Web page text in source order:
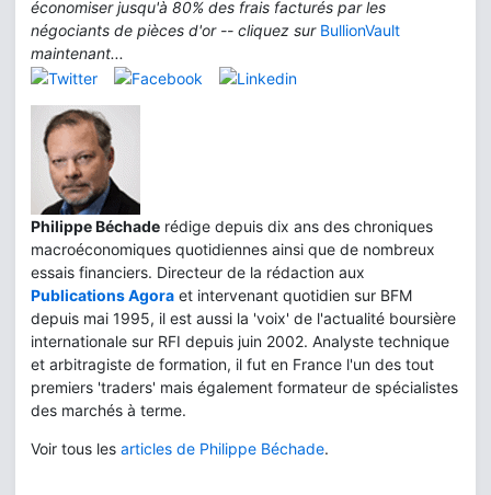
économiser jusqu'à 80% des frais facturés par les
négociants de pièces d'or -- cliquez sur BullionVault
maintenant...
Philippe Béchade rédige depuis dix ans des chroniques
macroéconomiques quotidiennes ainsi que de nombreux
essais financiers. Directeur de la rédaction aux
Publications Agora et intervenant quotidien sur BFM
depuis mai 1995, il est aussi la 'voix' de l'actualité boursière
internationale sur RFI depuis juin 2002. Analyste technique
et arbitragiste de formation, il fut en France l'un des tout
premiers 'traders' mais également formateur de spécialistes
des marchés à terme.
Voir tous les articles de Philippe Béchade.